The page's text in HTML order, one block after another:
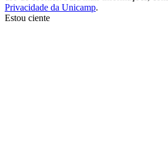
Privacidade da Unicamp.
Estou ciente